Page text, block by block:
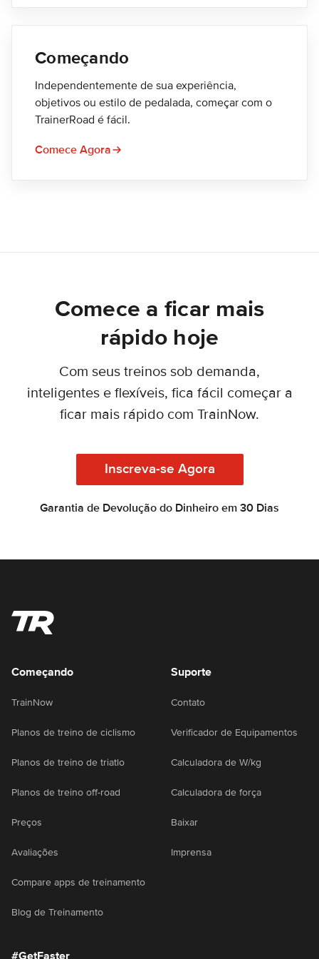
Começando
Independentemente de sua experiência,
objetivos ou estilo de pedalada, começar com o
TrainerRoad é fácil.
Comece Agora
Comece a ficar mais
rápido hoje
Com seus treinos sob demanda,
inteligentes e flexíveis, fica fácil começar a
ficar mais rápido com TrainNow.
Inscreva-se Agora
Garantia de Devolução do Dinheiro em 30 Dias
Começando
TrainNow
Planos de treino de ciclismo
Planos de treino de triatlo
Planos de treino off-road
Preços
Avaliações
Compare apps de treinamento
Blog de Treinamento
Suporte
Contato
Verificador de Equipamentos
Calculadora de W/kg
Calculadora de força
Baixar
Imprensa
#GetFaster